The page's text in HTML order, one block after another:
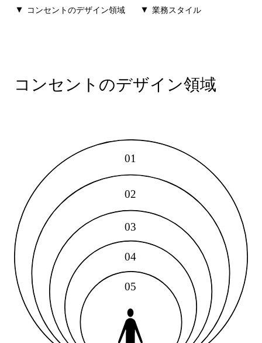
コンセントのデザイン領域 業務スタイル
コンセントのデザイン領域